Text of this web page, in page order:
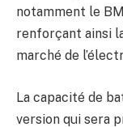
notamment le
renforçant ainsi
marché de
La capacité de
version qui sera